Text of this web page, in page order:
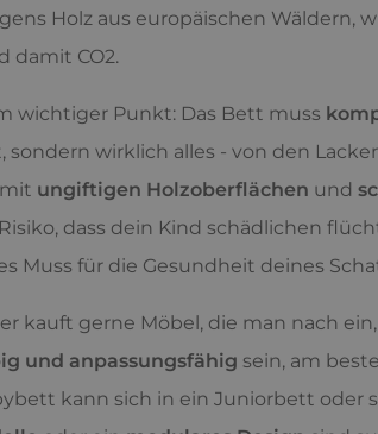
Holz aus europäischen Wäldern,
damit CO2.
wichtiger Punkt: Das Bett muss
sondern wirklich alles - von den
ungiftigen Holzoberflächen und
dass dein Kind schädlichen
Muss für die Gesundheit deines
kauft gerne Möbel, die man nach
und anpassungsfähig sein, am
kann sich in ein Juniorbett oder